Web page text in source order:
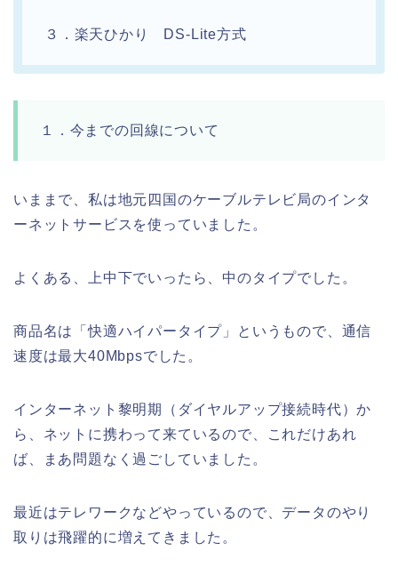
３．楽天ひかり DS-Lite方式
１．今までの回線について
いままで、私は地元四国のケーブルテレビ局のインタ
ーネットサービスを使っていました。
よくある、上中下でいったら、中のタイプでした。
商品名は「快適ハイパータイプ」というもので、通信
速度は最大40Mbpsでした。
インターネット黎明期（ダイヤルアップ接続時代）か
ら、ネットに携わって来ているので、これだけあれ
ば、まあ問題なく過ごしていました。
最近はテレワークなどやっているので、データのやり
取りは飛躍的に増えてきました。